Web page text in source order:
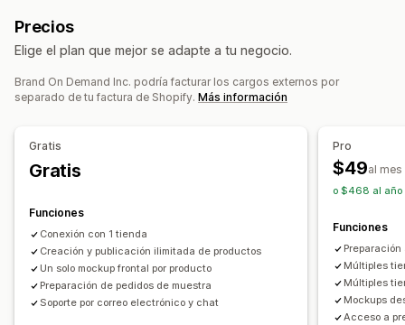
Estados Unidos
Herramientas de diseño
Embalajes
Personalización Plantillas personalizadas
Productos
Opciones de envío
Etiqueta blanca
Seguimiento de pedidos
Precios
Elige el plan que mejor se adapte a tu negocio.
Brand On Demand Inc. podría facturar los cargos externos por
separado de tu factura de Shopify. Más información
Gratis
Gratis
Funciones
Conexión con 1 tienda
Creación y publicación ilimitada de productos
Un solo mockup frontal por producto
Preparación de pedidos de muestra
Soporte por correo electrónico y chat
Pro
$49al mes
o $468 al año
Funciones
Múltiples
Múltiples
Mockups
Acceso a